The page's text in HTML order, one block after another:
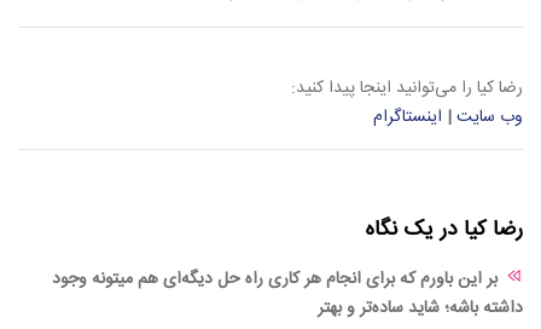
رضا کیا را می‌توانید اینجا پیدا کنید:
وب سایت| اینستاگرام
رضا کیا در یک نگاه
بر این باورم که برای انجام هر کاری راه حل دیگه‌ای هم میتونه وجود
داشته باشه؛ شاید ساده‌تر و بهتر